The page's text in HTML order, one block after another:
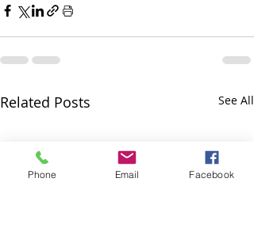
Related Posts See All
Phone Email Facebook